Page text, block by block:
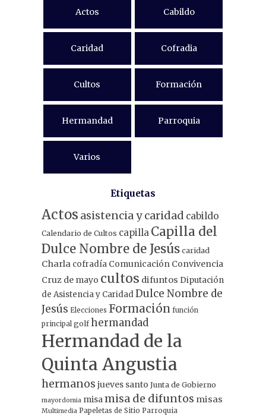
Actos Cabildo
Caridad Cofradia
Cultos Formación
Hermandad Parroquia
Varios
Etiquetas
Actos asistencia y caridad cabildo
Calendario de Cultos capilla Capilla del
Dulce Nombre de Jesús caridad
Charla cofradía Comunicación Convivencia
Cruz de mayo cultos difuntos Diputación
de Asistencia y CaridadDulce Nombre de
Jesús Elecciones Formación función
principal golf hermandad
Hermandad de la
Quinta Angustia
hermanos jueves santo Junta de Gobierno
mayordomia misamisa de difuntos misas
Multimedia Papeletas de Sitio Parroquia